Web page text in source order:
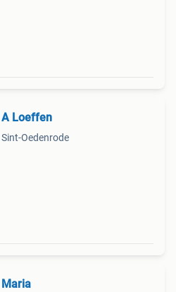
A Loeffen
Sint-Oedenrode
Maria